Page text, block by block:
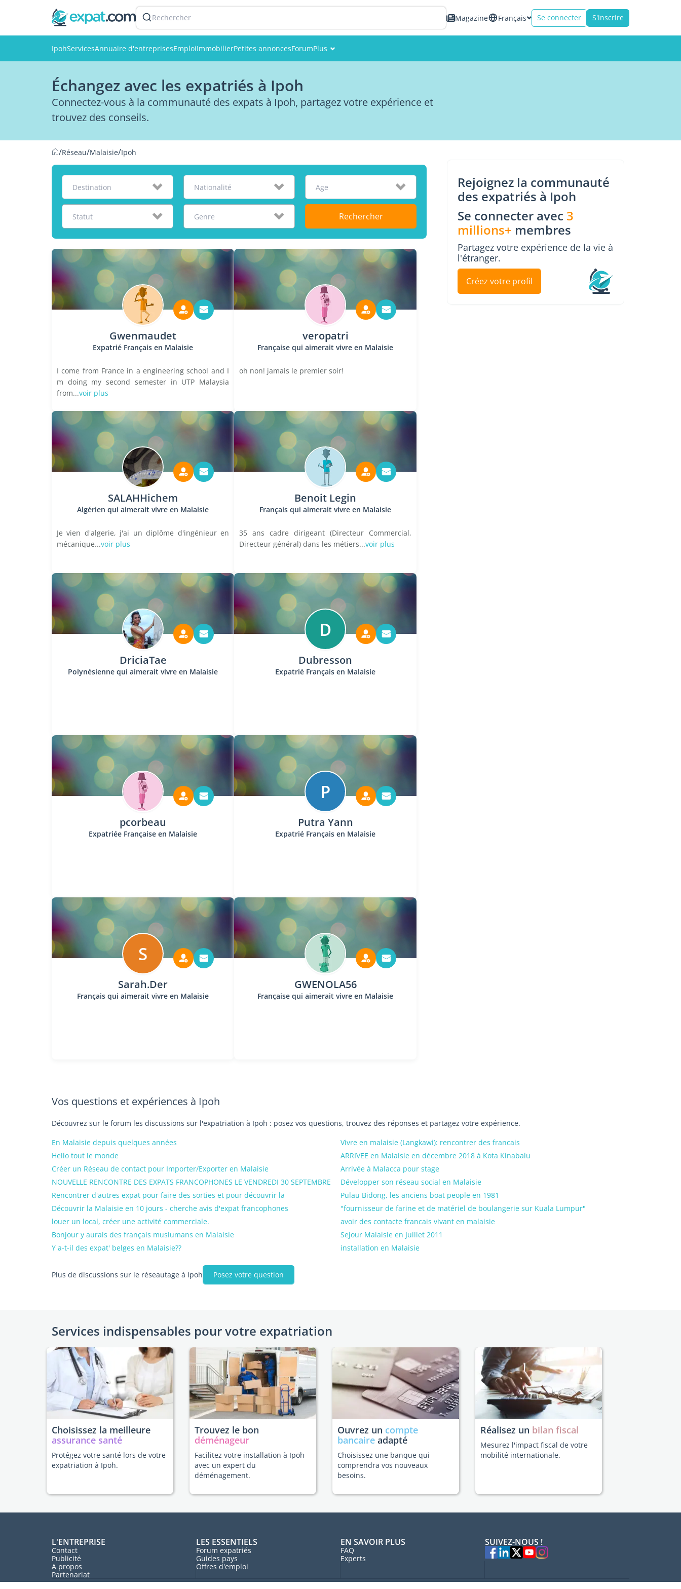
Rechercher Magazine Français Se connecter S'inscrire
IpohServicesAnnuaire d'entreprisesEmploiImmobilierPetites annoncesForumPlus
Échangez avec les expatriés à Ipoh
Connectez-vous à la communauté des expats à Ipoh, partagez votre expérience et
trouvez des conseils.
/Réseau/Malaisie/Ipoh
Destination Nationalité Age
Statut Genre Rechercher
Gwenmaudet
Expatrié Français en Malaisie
I come from France in a engineering school and I
m doing my second semester in UTP Malaysia
from...voir plus
veropatri
Française qui aimerait vivre en Malaisie
oh non! jamais le premier soir!
SALAHHichem
Algérien qui aimerait vivre en Malaisie
Je vien d'algerie, j'ai un diplôme d'ingénieur en
mécanique...voir plus
Benoit Legin
Français qui aimerait vivre en Malaisie
35 ans cadre dirigeant (Directeur Commercial,
Directeur général) dans les métiers...voir plus
DriciaTae
Polynésienne qui aimerait vivre en Malaisie
D
Dubresson
Expatrié Français en Malaisie
pcorbeau
Expatriée Française en Malaisie
P
Putra Yann
Expatrié Français en Malaisie
S
Sarah.Der
Français qui aimerait vivre en Malaisie
GWENOLA56
Française qui aimerait vivre en Malaisie
Rejoignez la communauté
des expatriés à Ipoh
Se connecter avec 3
millions+ membres
Partagez votre expérience de la vie à
l'étranger.
Créez votre profil
Vos questions et expériences à Ipoh
Découvrez sur le forum les discussions sur l'expatriation à Ipoh : posez vos questions, trouvez des réponses et partagez votre expérience.
En Malaisie depuis quelques années
Vivre en malaisie (Langkawi): rencontrer des francais
Hello tout le monde
ARRIVEE en Malaisie en décembre 2018 à Kota Kinabalu
Créer un Réseau de contact pour Importer/Exporter en Malaisie
Arrivée à Malacca pour stage
NOUVELLE RENCONTRE DES EXPATS FRANCOPHONES LE VENDREDI 30 SEPTEMBRE
Développer son réseau social en Malaisie
Rencontrer d'autres expat pour faire des sorties et pour découvrir la
Pulau Bidong, les anciens boat people en 1981
Découvrir la Malaisie en 10 jours - cherche avis d'expat francophones
"fournisseur de farine et de matériel de boulangerie sur Kuala Lumpur"
louer un local, créer une activité commerciale.
avoir des contacte francais vivant en malaisie
Bonjour y aurais des français muslumans en Malaisie
Sejour Malaisie en Juillet 2011
Y a-t-il des expat' belges en Malaisie??
installation en Malaisie
Plus de discussions sur le réseautage à Ipoh Posez votre question
Services indispensables pour votre expatriation
Choisissez la meilleure
assurance santé
Protégez votre santé lors de votre
expatriation à Ipoh.
Trouvez le bon
déménageur
Facilitez votre installation à Ipoh
avec un expert du
déménagement.
Ouvrez un compte
bancaire adapté
Choisissez une banque qui
comprendra vos nouveaux
besoins.
Réalisez un bilan fiscal
Mesurez l'impact fiscal de votre
mobilité internationale.
L'ENTREPRISE
Contact
Publicité
A propos
Partenariat
LES ESSENTIELS
Forum expatriés
Guides pays
Offres d'emploi
EN SAVOIR PLUS
FAQ
Experts
SUIVEZ-NOUS !